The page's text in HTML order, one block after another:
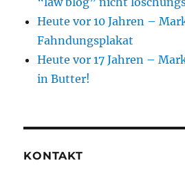
Heute vor 10 Jahren –
Fahndungsplakat
Heute vor 17 Jahren –
in Butter!
KONTAKT